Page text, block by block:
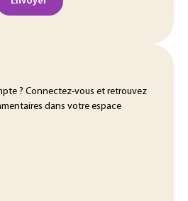
? Connectez-vous et retrouvez
dans votre espace